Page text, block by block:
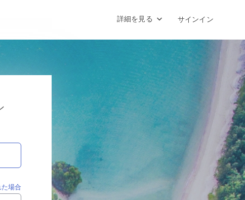
詳細を見る サインイン
場合